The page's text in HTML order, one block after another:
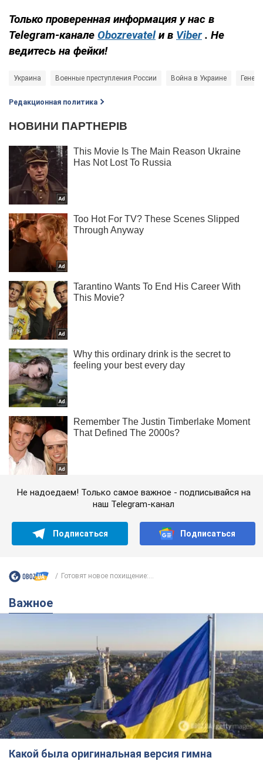
Только проверенная информация у нас в
Telegram-канале Obozrevatel и в Viber . Не
ведитесь на фейки!
Украина Военные преступления России Война в Украине
Редакционная политика
Не надоедаем! Только самое важное - подписывайся на
наш Telegram-канал
Подписаться Подписаться
Готовят новое похищение:...
Важное
Какой была оригинальная версия гимна